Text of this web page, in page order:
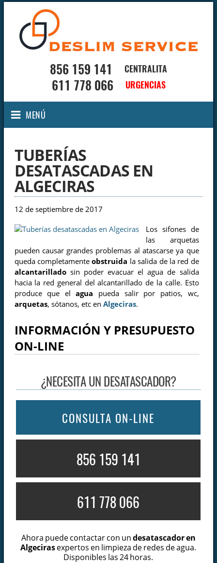
856 159 141 CENTRALITA
611 778 066 URGENCIAS
MENÚ
TUBERÍAS
DESATASCADAS EN
ALGECIRAS
12 de septiembre de 2017
Los sifones de
las arquetas
pueden causar grandes problemas al atascarse ya que
queda completamenteobstruida la salida de la red de
alcantarilladosin poder evacuar el agua de salida
hacia la red general del alcantarillado de la calle. Esto
produce que elagua pueda salir por patios, wc,
arquetas, sótanos, etc en Algeciras.
INFORMACIÓN Y PRESUPUESTO
ON-LINE
¿NECESITA UN DESATASCADOR?
CONSULTA ON-LINE
856 159 141
611 778 066
Ahora puede contactar con undesatascador en
Algecirasexpertos en limpieza de redes de agua.
Disponibles las 24 horas.